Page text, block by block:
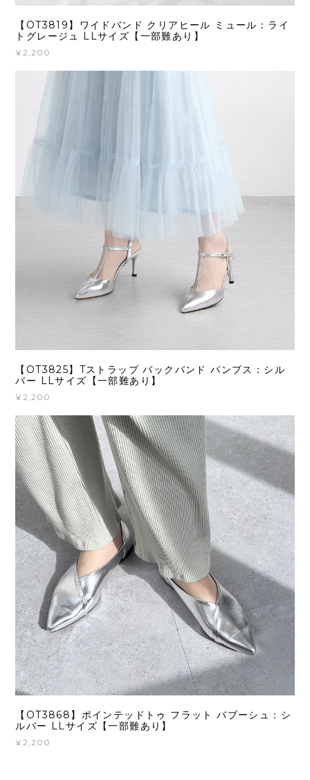
【OT3819】ワイドバンド クリアヒール ミュール：ライ
トグレージュ LLサイズ【一部難あり】
¥2,200
【OT3825】Tストラップ バックバンド パンプス：シル
バー LLサイズ【一部難あり】
¥2,200
【OT3868】ポインテッドトゥ フラット バブーシュ：シ
ルバー LLサイズ【一部難あり】
¥2,200